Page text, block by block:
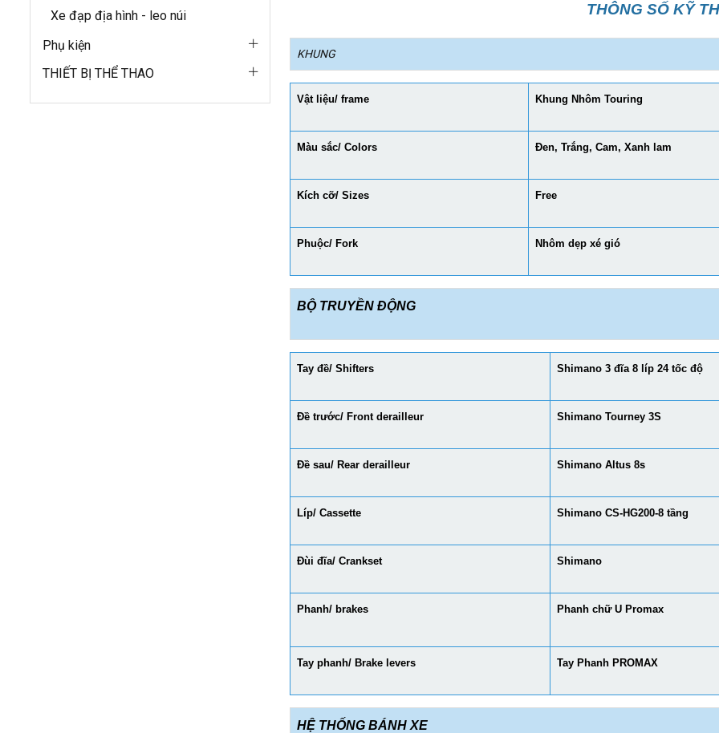
Xe đạp địa hình - leo núi
Phụ kiện
THIẾT BỊ THỂ THAO
THÔNG SỐ KỸ
KHUNG
Vật liệu/ frame Khung Nhôm Touring
Màu sắc/ Colors Đen, Trắng, Cam, Xanh lam
Kích cỡ/ Sizes Free
Phuộc/ Fork Nhôm dẹp xé gió
BỘ TRUYỀN ĐỘNG
Tay đề/ Shifters Shimano 3 đĩa 8 líp 24 tốc độ
Đề trước/ Front derailleur Shimano Tourney 3S
Đề sau/ Rear derailleur Shimano Altus 8s
Líp/ Cassette Shimano CS-HG200-8 tầng
Đùi đĩa/ Crankset Shimano
Phanh/ brakes Phanh chữ U Promax
Tay phanh/ Brake levers Tay Phanh PROMAX
HỆ THỐNG BÁNH XE